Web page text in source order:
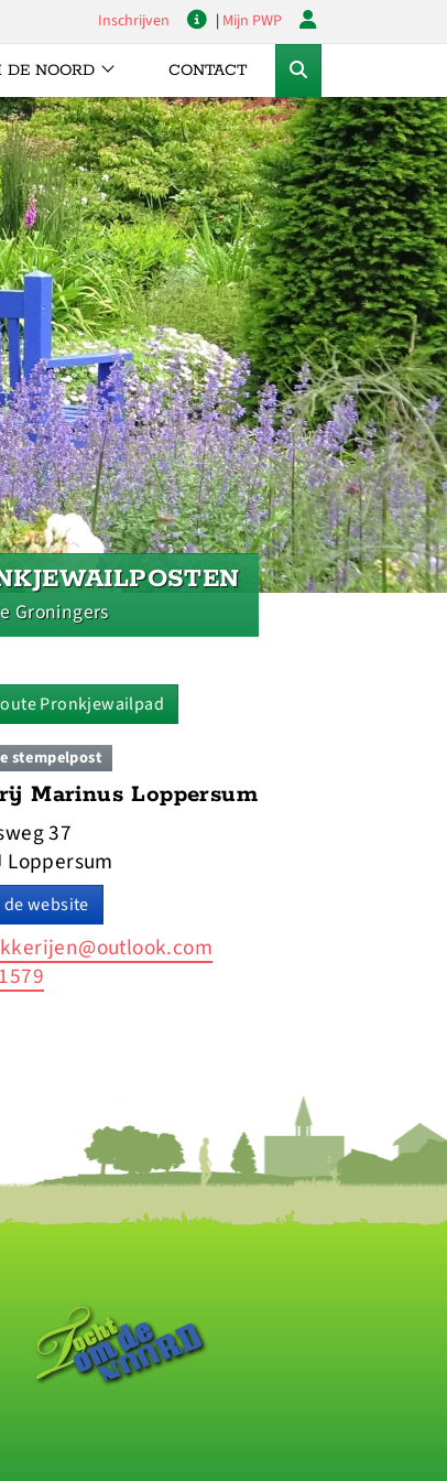
Inschrijven | Mijn PWP
DE NOORD CONTACT
Groningers
Pronkjewailpad
stempelpost
Marinus Loppersum
37
Loppersum
de website